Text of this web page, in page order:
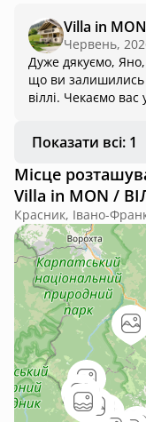
хаті Руслана зняла
цікавезних речей,
замки, до музичних
Будете йти до хати
паркани :)
Червень,
Дуже дякуємо,
що ви залишились
віллі. Чекаємо вас
Показати всі: 1
Місце
Villa in MON /
Красник, Івано-